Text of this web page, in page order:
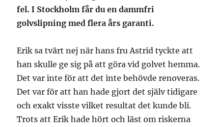
fel. I Stockholm får du en dammfri
golvslipning med flera års garanti.
Erik sa tvärt nej när hans fru Astrid tyckte att
han skulle ge sig på att göra vid golvet hemma.
Det var inte för att det inte behövde renoveras.
Det var för att han hade gjort det själv tidigare
och exakt visste vilket resultat det kunde bli.
Trots att Erik hade hört och läst om riskerna